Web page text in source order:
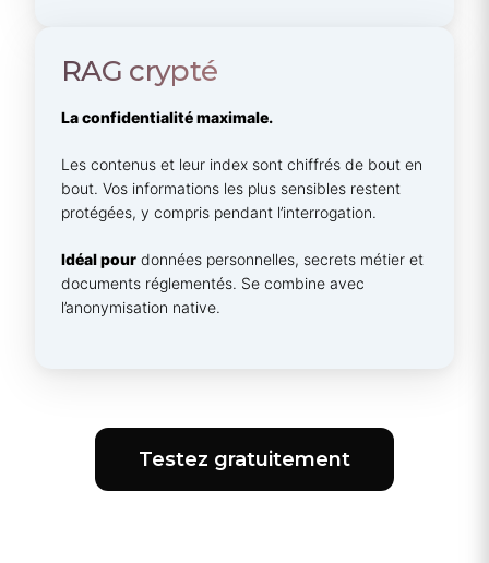
RAG crypté
La confidentialité maximale.
Les contenus et leur index sont chiffrés de bout en
bout. Vos informations les plus sensibles restent
protégées, y compris pendant l’interrogation.
Idéal pour données personnelles, secrets métier et
documents réglementés. Se combine avec
l’anonymisation native.
Testez gratuitement